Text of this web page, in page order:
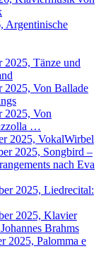
Argentinische
2025, Tänze und
2025, Von Ballade
2025, Von
…
2025, VokalWirbel
2025, Songbird –
nach Eva
2025, Liedrecital:
2025, Klavier
Brahms
2025, Palomma e